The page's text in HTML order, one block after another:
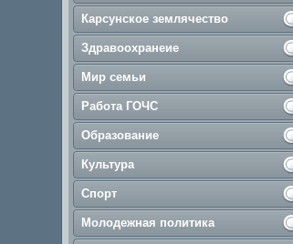
Карсунское землячество
Здравоохранеие
Мир семьи
Работа ГОЧС
Образование
Культура
Спорт
Молодежная политика